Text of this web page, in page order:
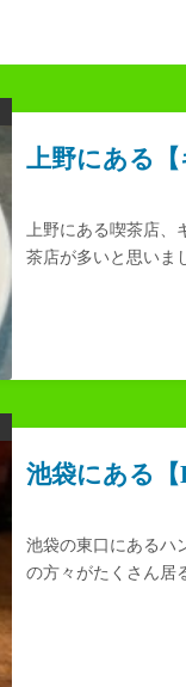
上野にある
上野にある喫茶店、
茶店が多いと思いま
池袋にある
池袋の東口にあるハ
の方々がたくさん居